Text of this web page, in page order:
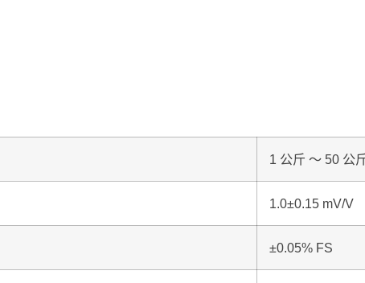
1 公斤 ～ 50 公
1.0±0.15 mV/V
±0.05% FS